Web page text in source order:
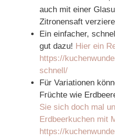
auch mit einer
Zitronensaft
Ein einfacher,
gut dazu! Hier ein
https://
schnell/
Für Variationen
Früchte wie
Sie sich doch mal
Erdbeerkuchen mit
https://